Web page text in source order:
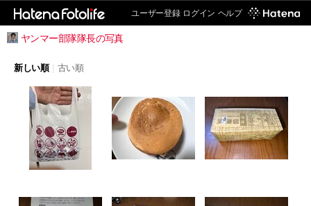
ユーザー登録 ログイン ヘルプ
ヤンマー部隊隊長の写真
新しい順 古い順